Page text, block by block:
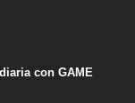
con GAME